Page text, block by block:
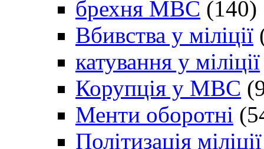
брехня МВС (140)
Вбивства у міліції
катування у міліції
Корупція у МВС
Менти оборотні
Політизація міліції